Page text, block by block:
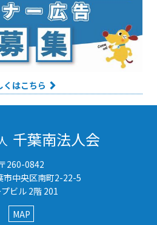
くはこちら
千葉南法人会
〒260-0842
市中央区南町2-22-5
ビル 2階 201
MAP